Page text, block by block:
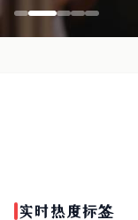
实时热度标签